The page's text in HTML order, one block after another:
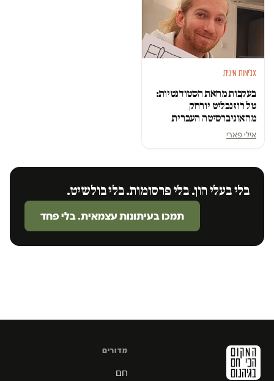
אלימות מינית
בעקבות מחאת הסטודנטיות:
טל רוזנבליט יורחק
מהאוניברסיטה העברית
אילי פארי
בלי בעלי הון. בלי פרסומות. בלי בולשיט.
תמכו בעיתונות עצמאית. בלי פחד
מדורים
חם